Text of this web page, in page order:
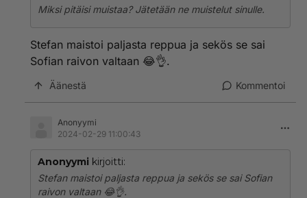
Miksi pitäisi muistaa? Jätetään ne muistelut sinulle.
Stefan maistoi paljasta reppua ja sekös se sai
Sofian raivon valtaan 😂👌.
Äänestä Kommentoi
Anonyymi
2024-02-29 11:00:43
Anonyymi kirjoitti:
Stefan maistoi paljasta reppua ja sekös se sai Sofian
raivon valtaan 😂👌.